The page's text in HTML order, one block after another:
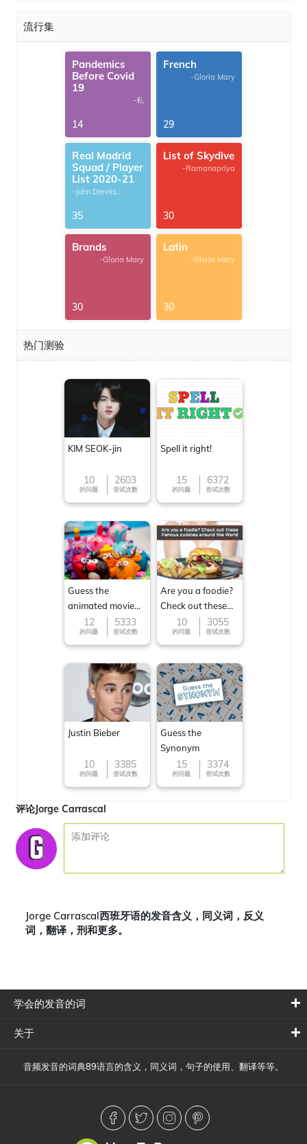
流行集
Pandemics
Before Covid
19
-私
14
French
-Gloria Mary
29
Real Madrid
Squad / Player
List 2020-21
-John Dennis
35
List of Skydive
-Ramanapriya
30
Brands
-Gloria Mary
30
Latin
-Gloria Mary
30
热门测验
KIM SEOK-jin
10
的问题
2603
尝试次数
Spell it right!
15
的问题
6372
尝试次数
Guess the
animated movie
character
12
的问题
5333
尝试次数
Are you a foodie?
Check out these
Famous cuisines
around the World
10
的问题
3055
尝试次数
Justin Bieber
10
的问题
3385
尝试次数
Guess the
Synonym
15
的问题
3374
尝试次数
评论Jorge Carrascal
Jorge Carrascal西班牙语的发音含义，同义词，反义
词，翻译，刑和更多。
学会的发音的词
关于
音频发音的词典89语言的含义，同义词，句子的使用、翻译等等。